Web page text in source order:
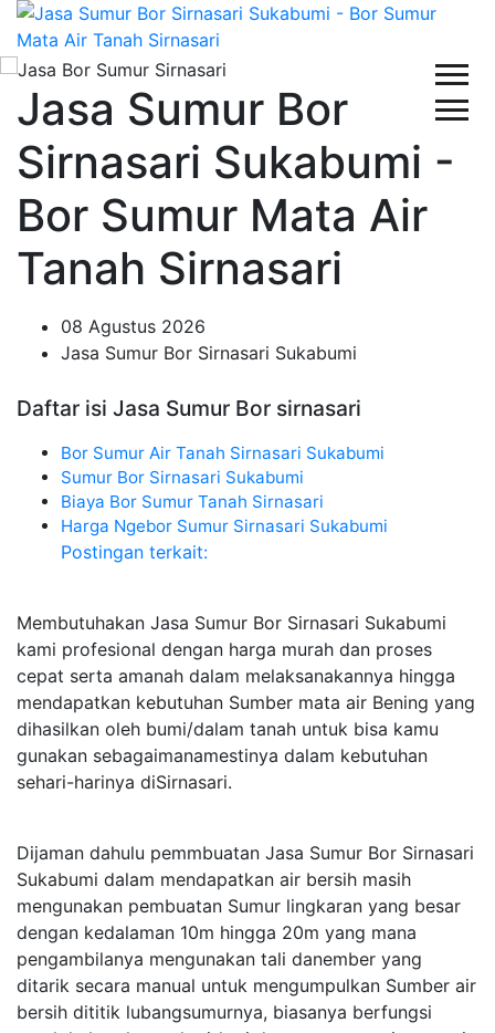
Jasa Sumur Bor
Sirnasari Sukabumi -
Bor Sumur Mata Air
Tanah Sirnasari
08 Agustus 2026
Jasa Sumur Bor Sirnasari Sukabumi
Daftar isi Jasa Sumur Bor sirnasari
Bor Sumur Air Tanah Sirnasari Sukabumi
Sumur Bor Sirnasari Sukabumi
Biaya Bor Sumur Tanah Sirnasari
Harga Ngebor Sumur Sirnasari Sukabumi
Postingan terkait:
Membutuhakan Jasa Sumur Bor Sirnasari Sukabumi
kami profesional dengan harga murah dan proses
cepat serta amanah dalam melaksanakannya hingga
mendapatkan kebutuhan Sumber mata air Bening yang
dihasilkan oleh bumi/dalam tanah untuk bisa kamu
gunakan sebagaimanamestinya dalam kebutuhan
sehari-harinya diSirnasari.
Dijaman dahulu pemmbuatan Jasa Sumur Bor Sirnasari
Sukabumi dalam mendapatkan air bersih masih
mengunakan pembuatan Sumur lingkaran yang besar
dengan kedalaman 10m hingga 20m yang mana
pengambilanya mengunakan tali danember yang
ditarik secara manual untuk mengumpulkan Sumber air
bersih dititik lubangsumurnya, biasanya berfungsi